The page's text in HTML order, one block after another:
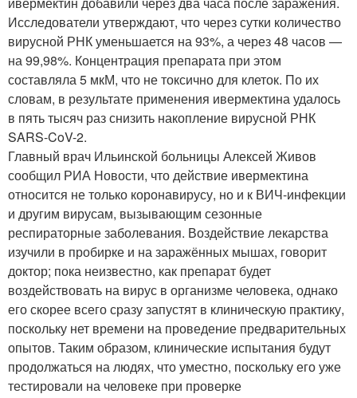
Исследователи утверждают, что через сутки количество
вирусной РНК уменьшается на 93%, а через 48 часов —
на 99,98%. Концентрация препарата при этом
составляла 5 мкМ, что не токсично для клеток. По их
словам, в результате применения ивермектина удалось
в пять тысяч раз снизить накопление вирусной РНК
SARS-CoV-2.
Главный врач Ильинской больницы Алексей Живов
сообщил РИА Новости, что действие ивермектина
относится не только коронавирусу, но и к ВИЧ-инфекции
и другим вирусам, вызывающим сезонные
респираторные заболевания. Воздействие лекарства
изучили в пробирке и на заражённых мышах, говорит
доктор; пока неизвестно, как препарат будет
воздействовать на вирус в организме человека, однако
его скорее всего сразу запустят в клиническую практику,
поскольку нет времени на проведение предварительных
опытов. Таким образом, клинические испытания будут
продолжаться на людях, что уместно, поскольку его уже
тестировали на человеке при проверке